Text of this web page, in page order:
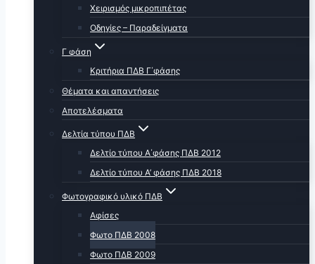
Χειρισμός μικροπιπέτας
Οδηγίες – Παραδείγματα
Γ φάση
Κριτήρια ΠΔΒ Γ΄φάσης
Θέματα και απαντήσεις
Αποτελέσματα
Δελτία τύπου ΠΔΒ
Δελτίο τύπου Α΄φάσης ΠΔΒ 2012
Δελτίο τύπου Α’ φάσης ΠΔΒ 2018
Φωτογραφικό υλικό ΠΔΒ
Αφίσες
Φωτο ΠΔΒ 2008
Φωτο ΠΔΒ 2009